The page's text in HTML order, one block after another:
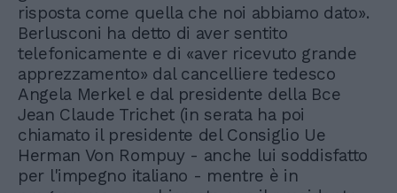
risposta come quella che noi abbiamo dato».
Berlusconi ha detto di aver sentito
telefonicamente e di «aver ricevuto grande
apprezzamento» dal cancelliere tedesco
Angela Merkel e dal presidente della Bce
Jean Claude Trichet (in serata ha poi
chiamato il presidente del Consiglio Ue
Herman Von Rompuy - anche lui soddisfatto
per l'impegno italiano - mentre è in